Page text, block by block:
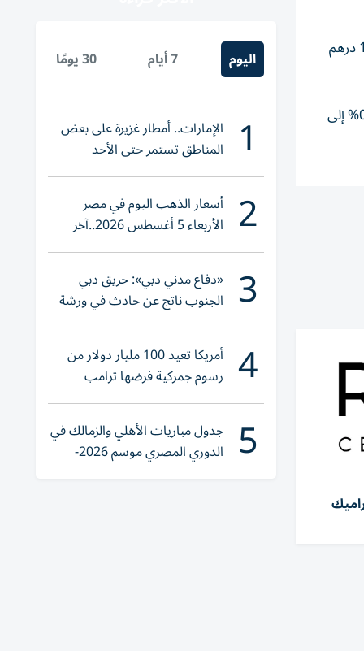
وفي دبي، تراجعت أسهم إعمار العقارية 1.6% إلى 10.88 درهم وطلبات 1.5% إلى 1.29 درهم، وإعمار للتطوير 1.47% إلى 13.36 درهم
وتراجعت في سوق العاصمة، أسهم أبوظبي الأول 0.7% إلى 16.6 درهم وأبوظبي الإسلامي 1.7% إلى 18.84 درهم وألفا ظبي 0.8% إلى
اليوم 7 أيام 30 يومًا
1 الإمارات.. أمطار غزيرة على بعض
المناطق تستمر حتى الأحد
2 أسعار الذهب اليوم في مصر
الأربعاء 5 أغسطس 2026..آخر
تحديث لعيار 21
3 «دفاع مدني دبي»: حريق دبي
الجنوب ناتج عن حادث في ورشة
ولا إصابات
4 أمريكا تعيد 100 مليار دولار من
رسوم جمركية فرضها ترامب
5 جدول مباريات الأهلي والزمالك في
الدوري المصري موسم 2026-